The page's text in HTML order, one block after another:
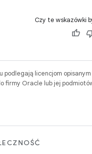
Czy te wskazówki
podlegają licencjom
firmy Oracle lub jej